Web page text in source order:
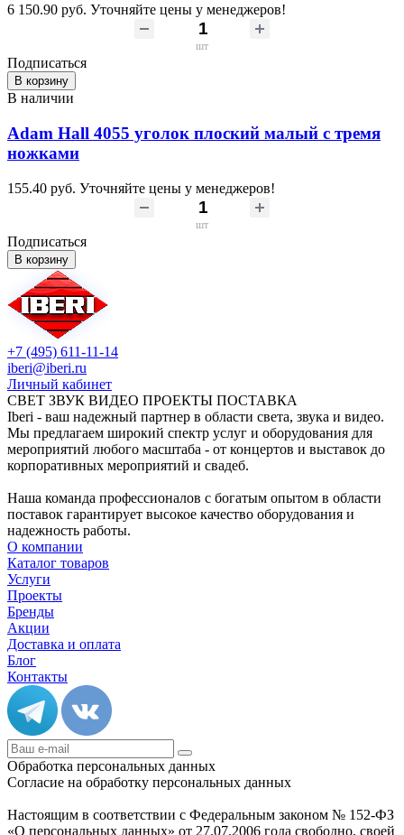
6 150.90 руб. Уточняйте цены у менеджеров!
шт
Подписаться
В корзину
В наличии
Adam Hall 4055 уголок плоский малый с тремя
ножками
155.40 руб. Уточняйте цены у менеджеров!
шт
Подписаться
В корзину
+7 (495) 611-11-14
iberi@iberi.ru
Личный кабинет
СВЕТ ЗВУК ВИДЕО ПРОЕКТЫ ПОСТАВКА
Iberi - ваш надежный партнер в области света, звука и видео.
Мы предлагаем широкий спектр услуг и оборудования для
мероприятий любого масштаба - от концертов и выставок до
корпоративных мероприятий и свадеб.
Наша команда профессионалов с богатым опытом в области
поставок гарантирует высокое качество оборудования и
надежность работы.
О компании
Каталог товаров
Услуги
Проекты
Бренды
Акции
Доставка и оплата
Блог
Контакты
Обработка персональных данных
Согласие на обработку персональных данных
Настоящим в соответствии с Федеральным законом № 152-ФЗ
«О персональных данных» от 27.07.2006 года свободно, своей